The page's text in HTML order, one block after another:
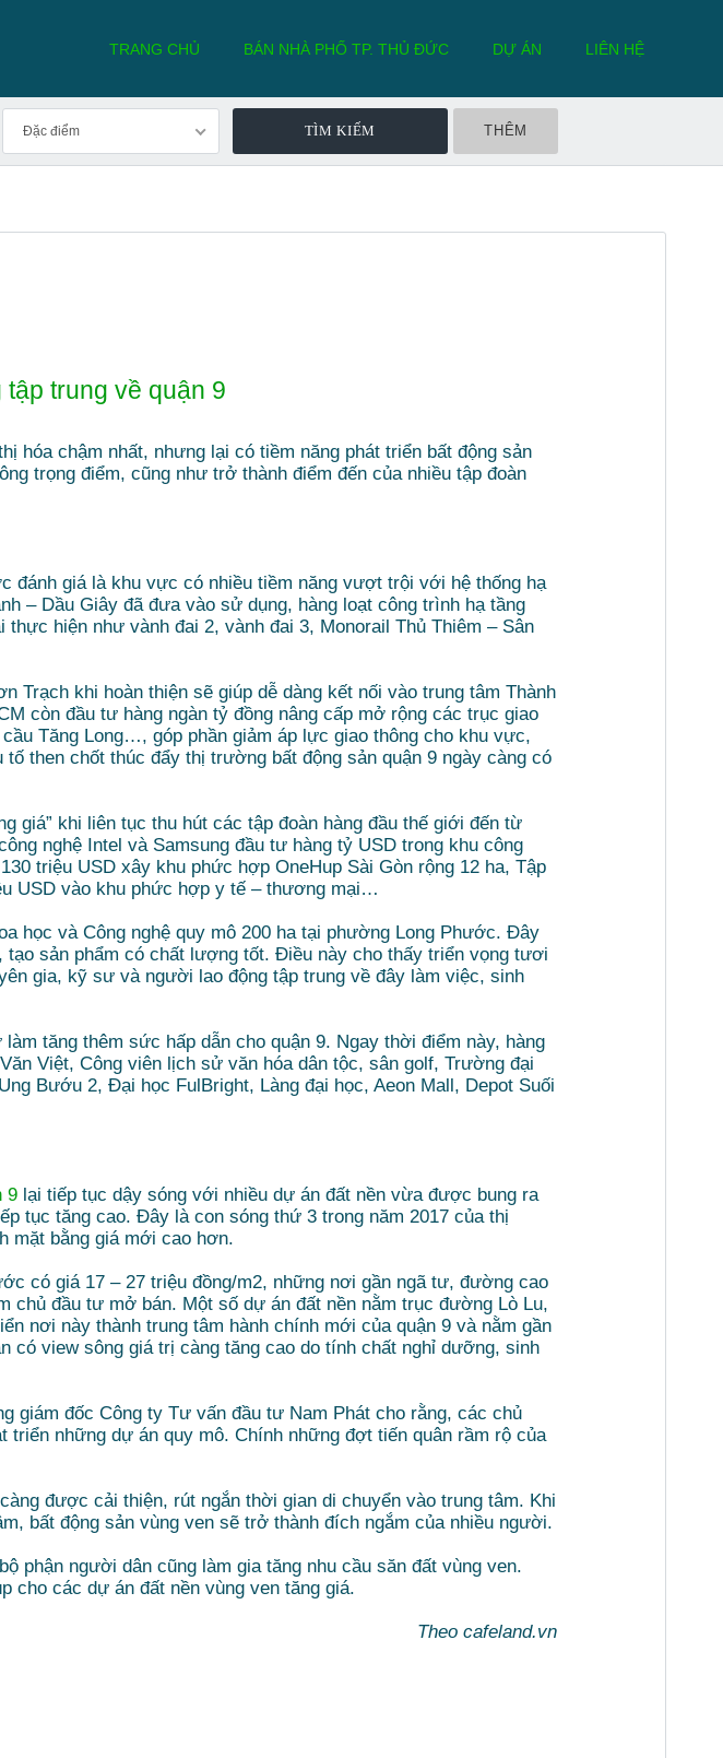
TRANG CHỦ BÁN NHÀ PHỐ TP. THỦ ĐỨC DỰ ÁN LIÊN HỆ
Đặc điểm THÊM
tập trung về quận 9
hóa chậm nhất, nhưng lại có tiềm năng phát triển bất động sản
trọng điểm, cũng như trở thành điểm đến của nhiều tập đoàn
đánh giá là khu vực có nhiều tiềm năng vượt trội với hệ thống hạ
– Dầu Giây đã đưa vào sử dụng, hàng loạt công trình hạ tầng
hiện như vành đai 2, vành đai 3, Monorail Thủ Thiêm – Sân
Trạch khi hoàn thiện sẽ giúp dễ dàng kết nối vào trung tâm Thành
còn đầu tư hàng ngàn tỷ đồng nâng cấp mở rộng các trục giao
Tăng Long…, góp phần giảm áp lực giao thông cho khu vực,
then chốt thúc đẩy thị trường bất động sản quận 9 ngày càng có
giá” khi liên tục thu hút các tập đoàn hàng đầu thế giới đến từ
nghệ Intel và Samsung đầu tư hàng tỷ USD trong khu công
triệu USD xây khu phức hợp OneHup Sài Gòn rộng 12 ha, Tập
USD vào khu phức hợp y tế – thương mại…
học và Công nghệ quy mô 200 ha tại phường Long Phước. Đây
sản phẩm có chất lượng tốt. Điều này cho thấy triển vọng tươi
gia, kỹ sư và người lao động tập trung về đây làm việc, sinh
tăng thêm sức hấp dẫn cho quận 9. Ngay thời điểm này, hàng
Việt, Công viên lịch sử văn hóa dân tộc, sân golf, Trường đại
Bướu 2, Đại học FulBright, Làng đại học, Aeon Mall, Depot Suối
9 lại tiếp tục dậy sóng với nhiều dự án đất nền vừa được bung ra
tục tăng cao. Đây là con sóng thứ 3 trong năm 2017 của thị
mặt bằng giá mới cao hơn.
có giá 17 – 27 triệu đồng/m2, những nơi gần ngã tư, đường cao
chủ đầu tư mở bán. Một số dự án đất nền nằm trục đường Lò Lu,
nơi này thành trung tâm hành chính mới của quận 9 và nằm gần
có view sông giá trị càng tăng cao do tính chất nghỉ dưỡng, sinh
giám đốc Công ty Tư vấn đầu tư Nam Phát cho rằng, các chủ
những dự án quy mô. Chính những đợt tiến quân rầm rộ của
được cải thiện, rút ngắn thời gian di chuyển vào trung tâm. Khi
bất động sản vùng ven sẽ trở thành đích ngắm của nhiều người.
phận người dân cũng làm gia tăng nhu cầu săn đất vùng ven.
cho các dự án đất nền vùng ven tăng giá.
Theo cafeland.vn